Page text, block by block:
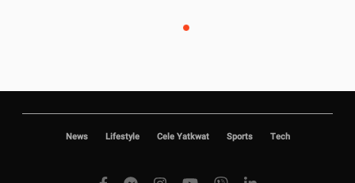
News Lifestyle Cele Yatkwat Sports Tech